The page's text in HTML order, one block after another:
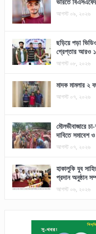
আগস্ট ০৯, ২০২৬
ছড়িয়ে পড়া
গ্রেপ্তার আরও ১
আগস্ট ০৮, ২০২৬
মাদক মামলার ২
আগস্ট ০৭, ২০২৬
মৌলভীবাজারে
দাবিতে সমাবেশ
আগস্ট ০৭, ২০২৬
হাকালুকি যুব
প্রদান অনুষ্ঠান
আগস্ট ০৬, ২০২৬